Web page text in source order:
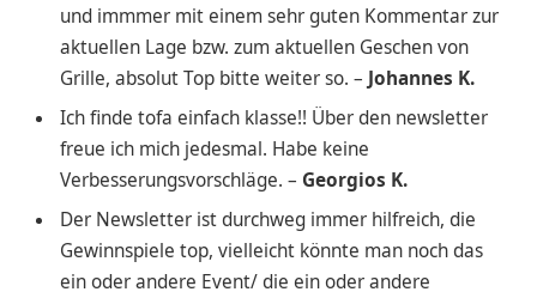
und immmer mit einem sehr guten Kommentar zur
aktuellen Lage bzw. zum aktuellen Geschen von
Grille, absolut Top bitte weiter so. – Johannes K.
Ich finde tofa einfach klasse!! Über den newsletter
freue ich mich jedesmal. Habe keine
Verbesserungsvorschläge. – Georgios K.
Der Newsletter ist durchweg immer hilfreich, die
Gewinnspiele top, vielleicht könnte man noch das
ein oder andere Event/ die ein oder andere